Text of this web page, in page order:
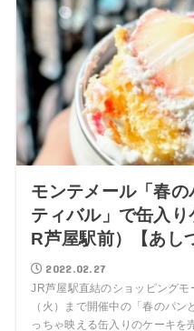
モンテメール「春
ティバル」で缶入
R芦屋駅前）【あし
2022.02.27
JR芦屋駅直結のショッピング
（火）まで開催中の「春のパ
っちゃ映える缶入りのケーキを